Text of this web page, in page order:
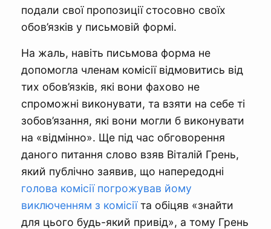
подали свої пропозиції стосовно своїх
обов’язків у письмовій формі.
На жаль, навіть письмова форма не
допомогла членам комісії відмовитись від
тих обов’язків, які вони фахово не
спроможні виконувати, та взяти на себе ті
зобов’язання, які вони могли б виконувати
на «відмінно». Ще під час обговорення
даного питання слово взяв Віталій Грень,
який публічно заявив, що напередодні
голова комісії погрожував йому
виключенням з комісіїта обіцяв «знайти
для цього будь-який привід», а тому Грень